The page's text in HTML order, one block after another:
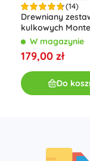
(14)
Drewniany
kulkowych
W magazynie
179,00 zł
Do